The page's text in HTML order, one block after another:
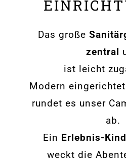
Das große
zentral
ist leicht
Modern
rundet es unser
ab.
Ein Erlebnis-
weckt die